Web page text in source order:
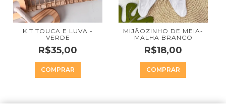
KIT TOUCA E LUVA -
VERDE
R$35,00
COMPRAR
MIJÃOZINHO DE MEIA-
MALHA BRANCO
R$18,00
COMPRAR